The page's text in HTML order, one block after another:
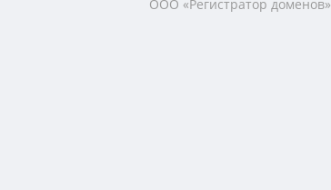
ООО «Регистратор доменов»